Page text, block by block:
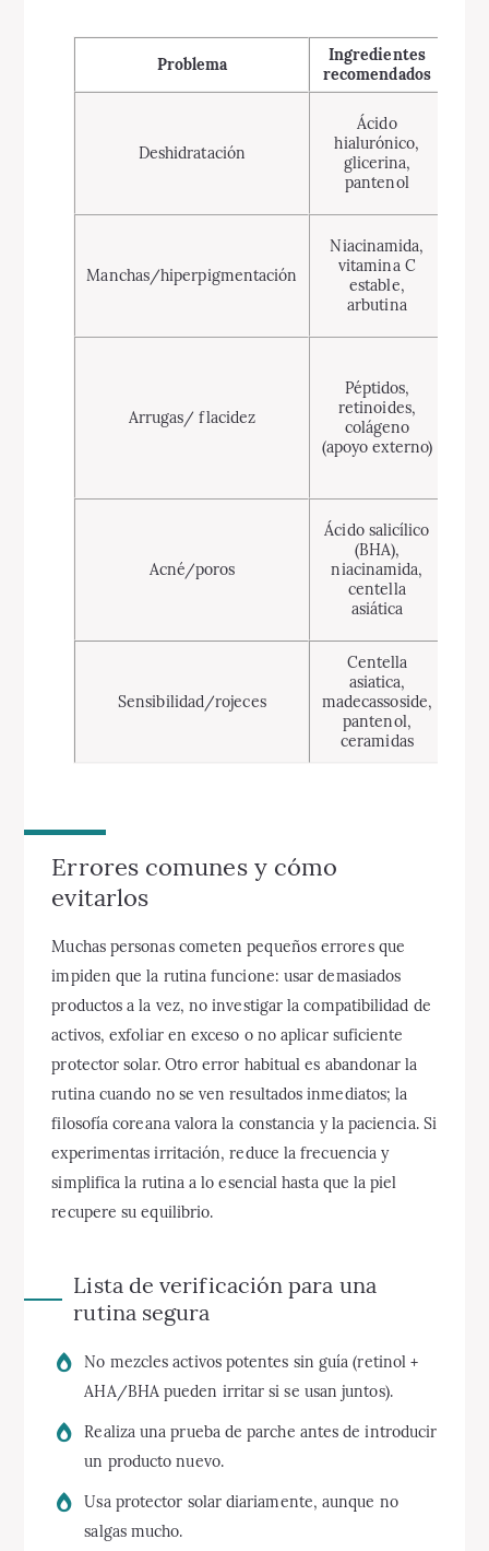
Problema
Ingredientes
recomendados
Deshidratación
Ácido
hialurónico,
glicerina,
pantenol
Manchas/hiperpigmentación
Niacinamida,
vitamina C
estable,
arbutina
Arrugas/ flacidez
Péptidos,
retinoides,
colágeno
(apoyo externo)
Acné/poros
Ácido salicílico
(BHA),
niacinamida,
centella
asiática
Sensibilidad/rojeces
Centella
asiatica,
madecassoside,
pantenol,
ceramidas
Errores comunes y cómo
evitarlos
Muchas personas cometen pequeños errores que
impiden que la rutina funcione: usar demasiados
productos a la vez, no investigar la compatibilidad de
activos, exfoliar en exceso o no aplicar suficiente
protector solar. Otro error habitual es abandonar la
rutina cuando no se ven resultados inmediatos; la
filosofía coreana valora la constancia y la paciencia. Si
experimentas irritación, reduce la frecuencia y
simplifica la rutina a lo esencial hasta que la piel
recupere su equilibrio.
Lista de verificación para una
rutina segura
No mezcles activos potentes sin guía (retinol +
AHA/BHA pueden irritar si se usan juntos).
Realiza una prueba de parche antes de introducir
un producto nuevo.
Usa protector solar diariamente, aunque no
salgas mucho.